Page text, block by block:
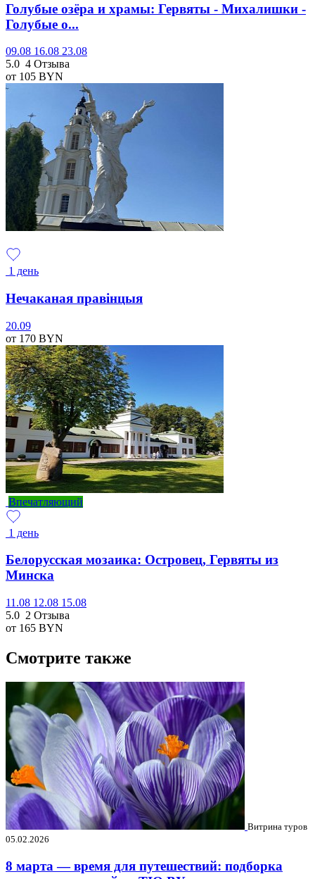
Голубые озёра и храмы: Гервяты - Михалишки -
Голубые о...
09.08 16.08 23.08
5.0 4 Отзыва
от 105 BYN
1 день
Нечаканая правінцыя
20.09
от 170 BYN
Впечатляющий
1 день
Белорусская мозаика: Островец, Гервяты из
Минска
11.08 12.08 15.08
5.0 2 Отзыва
от 165 BYN
Смотрите также
Витрина туров
05.02.2026
8 марта — время для путешествий: подборка